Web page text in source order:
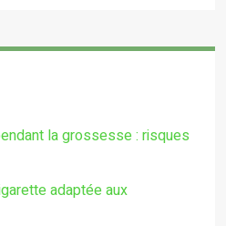
la grossesse : risques
adaptée aux